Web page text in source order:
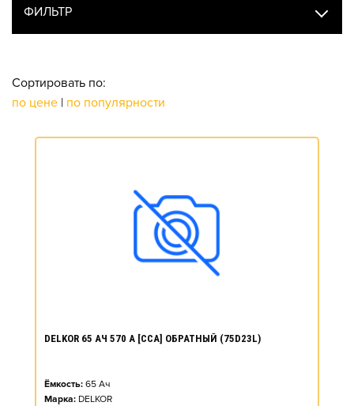
ФИЛЬТР
Сортировать по:
по цене | по популярности
DELKOR 65 АЧ 570 А [CCA] ОБРАТНЫЙ (75D23L)
Ёмкость: 65 Ач
Марка: DELKOR